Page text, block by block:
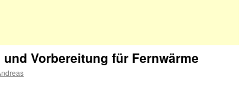
Vorbereitung für Fernwärme